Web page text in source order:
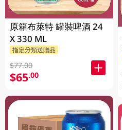
原箱布萊特 罐裝啤酒 24
X 330 ML
指定分類送贈品
$77.00
$65.00